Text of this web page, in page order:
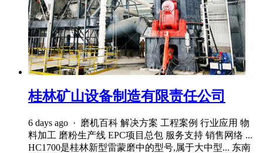
桂林矿山设备制造有限责任公司
6 days ago · 磨机百科 解决方案 工程案例 行业应用 物
料加工 磨粉生产线 EPC项目总包 服务支持 销售网络 ...
HC1700是桂林新型雷蒙磨中的型号,属于大中型... 东南